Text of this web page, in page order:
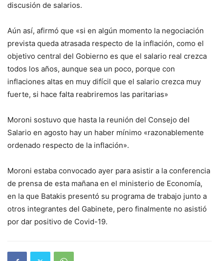
discusión de salarios.
Aún así, afirmó que «si en algún momento la negociación
prevista queda atrasada respecto de la inflación, como el
objetivo central del Gobierno es que el salario real crezca
todos los años, aunque sea un poco, porque con
inflaciones altas en muy difícil que el salario crezca muy
fuerte, si hace falta reabriremos las paritarias»
Moroni sostuvo que hasta la reunión del Consejo del
Salario en agosto hay un haber mínimo «razonablemente
ordenado respecto de la inflación».
Moroni estaba convocado ayer para asistir a la conferencia
de prensa de esta mañana en el ministerio de Economía,
en la que Batakis presentó su programa de trabajo junto a
otros integrantes del Gabinete, pero finalmente no asistió
por dar positivo de Covid-19.